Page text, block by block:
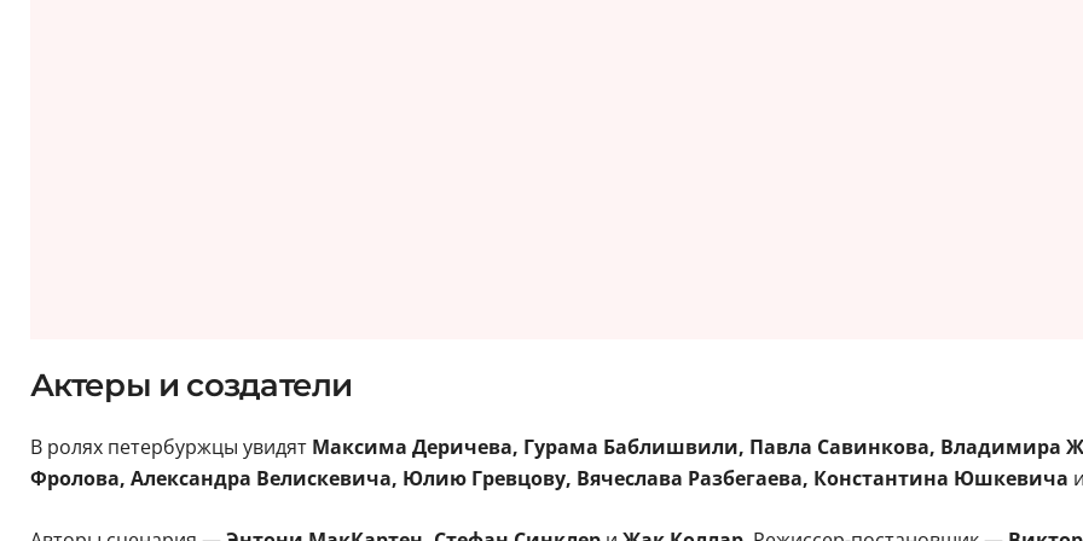
Актеры и создатели
В ролях петербуржцы увидятМаксима Деричева, Гурама Баблишвили, Павла Савинкова, Владимира
Фролова, Александра Велискевича, Юлию Гревцову, Вячеслава Разбегаева, Константина Юшкевича